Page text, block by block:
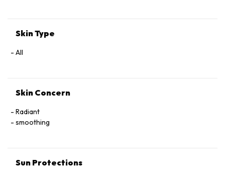
Skin Type
All
Skin Concern
Radiant
smoothing
Sun Protections